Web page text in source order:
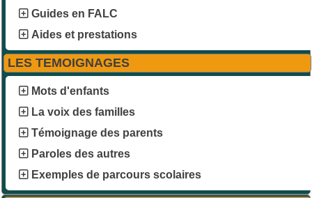
Guides en FALC
Aides et prestations
LES TEMOIGNAGES
Mots d'enfants
La voix des familles
Témoignage des parents
Paroles des autres
Exemples de parcours scolaires